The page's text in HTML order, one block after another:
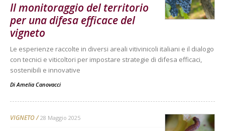
Il monitoraggio del territorio
per una difesa efficace del
vigneto
Le esperienze raccolte in diversi areali vitivinicoli italiani e il dialogo
con tecnici e viticoltori per impostare strategie di difesa efficaci,
sostenibili e innovative
DiAmelia Canovacci
VIGNETO 28 Maggio 2025